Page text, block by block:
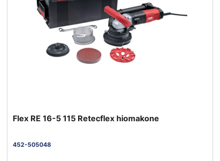
Flex RE 16-5 115 Retecflex hiomakone
452-505048